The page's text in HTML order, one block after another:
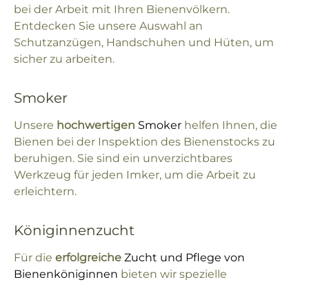
bei der Arbeit mit Ihren Bienenvölkern.
Entdecken Sie unsere Auswahl an
Schutzanzügen, Handschuhen und Hüten, um
sicher zu arbeiten.
Smoker
Unsere hochwertigen Smoker helfen Ihnen, die
Bienen bei der Inspektion des Bienenstocks zu
beruhigen. Sie sind ein unverzichtbares
Werkzeug für jeden Imker, um die Arbeit zu
erleichtern.
Königinnenzucht
Für die erfolgreiche Zucht und Pflege von
Bienenköniginnen bieten wir spezielle